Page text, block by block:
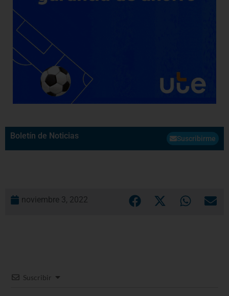
Boletín de Noticias Suscribirme
noviembre 3, 2022
Suscribir